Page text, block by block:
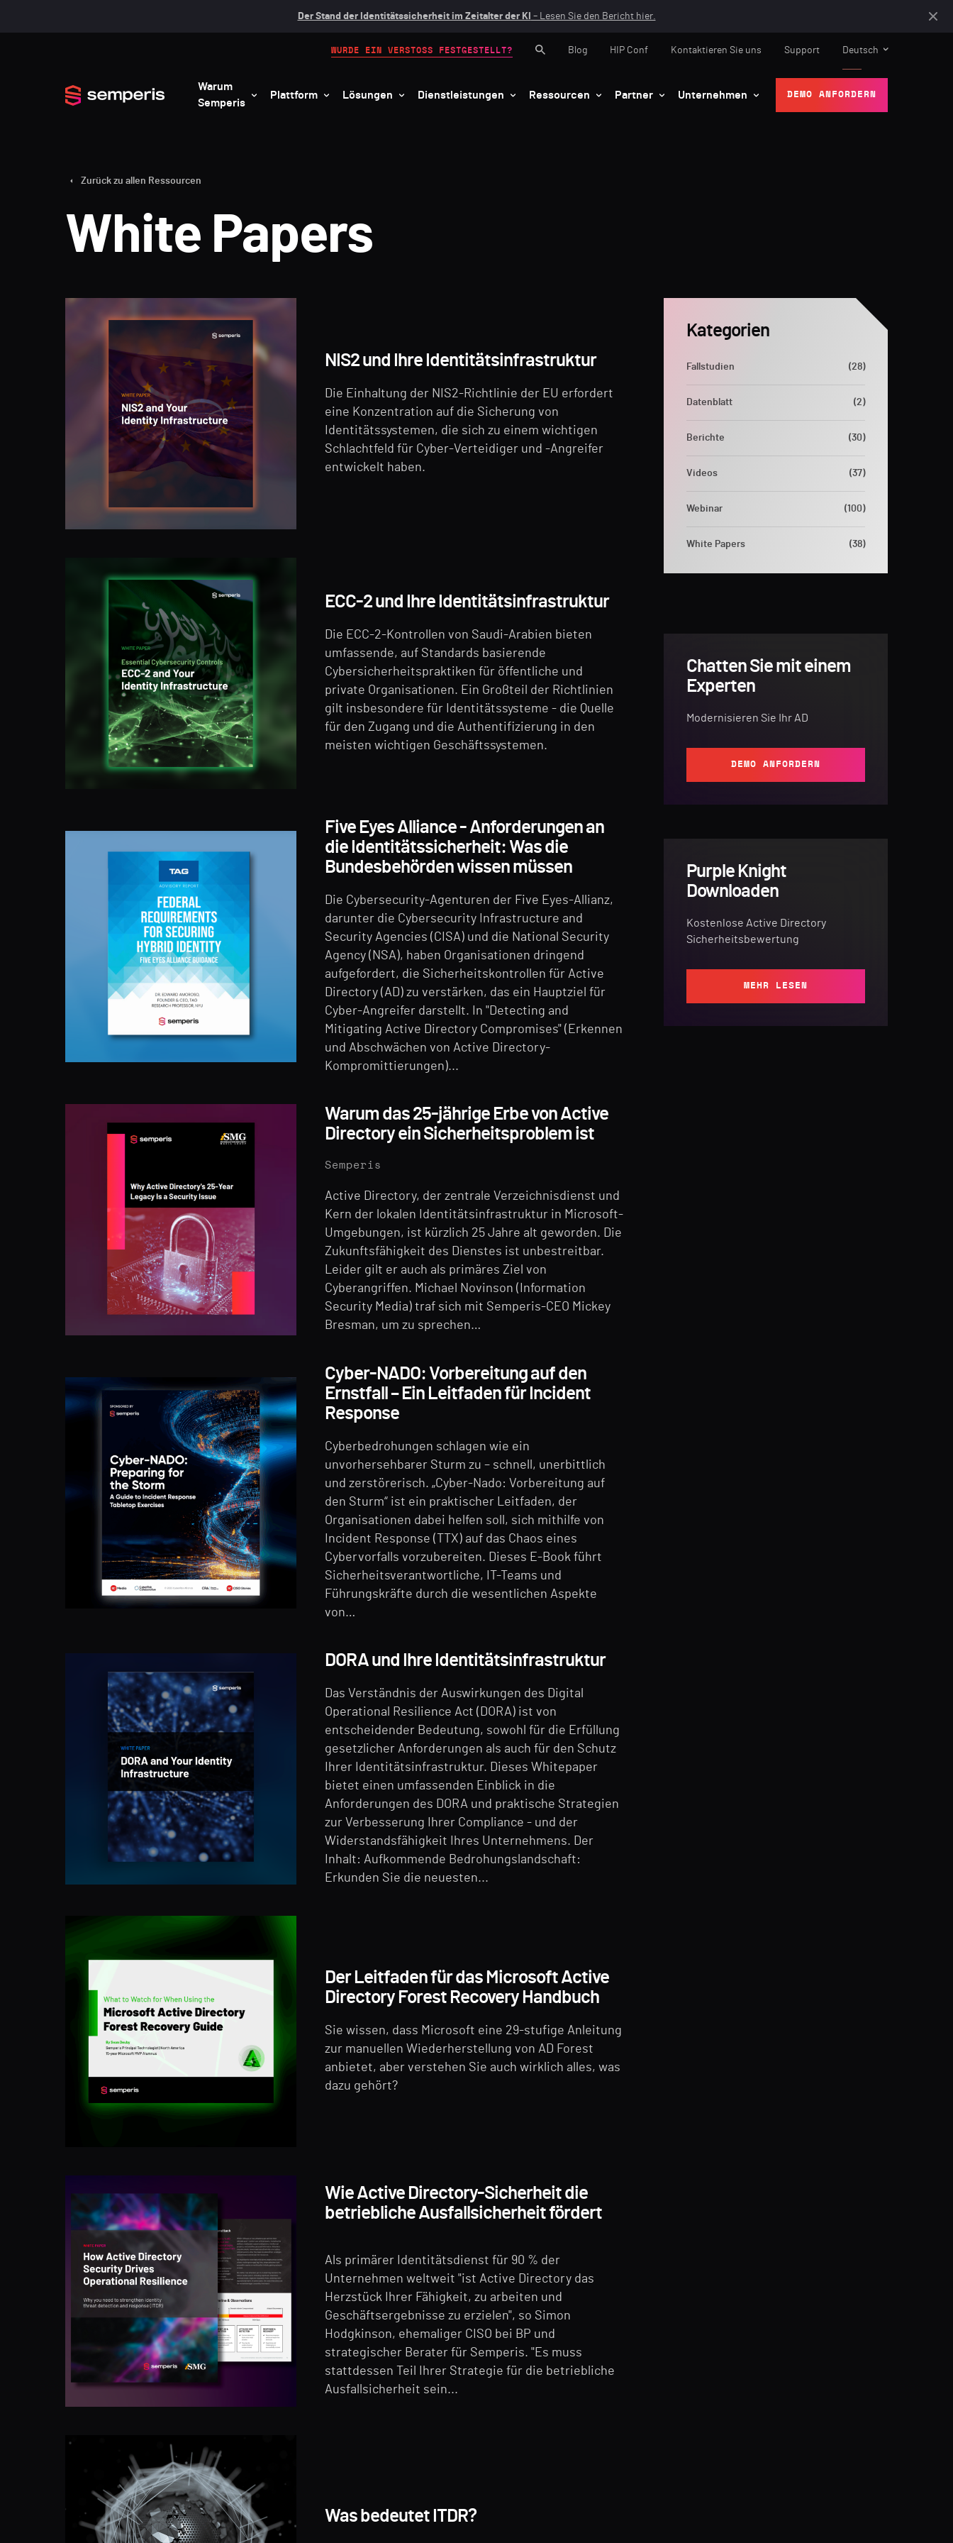
Der Stand der Identitätssicherheit im Zeitalter der KI – Lesen Sie den Bericht hier.
Warum
Semperis
Plattform Lösungen Dienstleistungen Ressourcen Partner Unternehmen DEMO ANFORDERN
WURDE EIN VERSTOSS FESTGESTELLT? Blog HIP Conf Kontaktieren Sie uns Support Deutsch
Zurück zu allen Ressourcen
White Papers
Kategorien
Fallstudien (28)
Datenblatt (2)
Berichte (30)
Videos (37)
Webinar (100)
White Papers (38)
Chatten Sie mit einem
Experten
Modernisieren Sie Ihr AD
DEMO ANFORDERN
Purple Knight
Downloaden
Kostenlose Active Directory
Sicherheitsbewertung
MEHR LESEN
NIS2 und Ihre Identitätsinfrastruktur
Die Einhaltung der NIS2-Richtlinie der EU erfordert
eine Konzentration auf die Sicherung von
Identitätssystemen, die sich zu einem wichtigen
Schlachtfeld für Cyber-Verteidiger und -Angreifer
entwickelt haben.
ECC-2 und Ihre Identitätsinfrastruktur
Die ECC-2-Kontrollen von Saudi-Arabien bieten
umfassende, auf Standards basierende
Cybersicherheitspraktiken für öffentliche und
private Organisationen. Ein Großteil der Richtlinien
gilt insbesondere für Identitätssysteme - die Quelle
für den Zugang und die Authentifizierung in den
meisten wichtigen Geschäftssystemen.
Five Eyes Alliance - Anforderungen an
die Identitätssicherheit: Was die
Bundesbehörden wissen müssen
Die Cybersecurity-Agenturen der Five Eyes-Allianz,
darunter die Cybersecurity Infrastructure and
Security Agencies (CISA) und die National Security
Agency (NSA), haben Organisationen dringend
aufgefordert, die Sicherheitskontrollen für Active
Directory (AD) zu verstärken, das ein Hauptziel für
Cyber-Angreifer darstellt. In "Detecting and
Mitigating Active Directory Compromises" (Erkennen
und Abschwächen von Active Directory-
Kompromittierungen)...
Warum das 25-jährige Erbe von Active
Directory ein Sicherheitsproblem ist
Semperis
Active Directory, der zentrale Verzeichnisdienst und
Kern der lokalen Identitätsinfrastruktur in Microsoft-
Umgebungen, ist kürzlich 25 Jahre alt geworden. Die
Zukunftsfähigkeit des Dienstes ist unbestreitbar.
Leider gilt er auch als primäres Ziel von
Cyberangriffen. Michael Novinson (Information
Security Media) traf sich mit Semperis-CEO Mickey
Bresman, um zu sprechen…
Cyber-NADO: Vorbereitung auf den
Ernstfall – Ein Leitfaden für Incident
Response
Cyberbedrohungen schlagen wie ein
unvorhersehbarer Sturm zu – schnell, unerbittlich
und zerstörerisch. „Cyber-Nado: Vorbereitung auf
den Sturm“ ist ein praktischer Leitfaden, der
Organisationen dabei helfen soll, sich mithilfe von
Incident Response (TTX) auf das Chaos eines
Cybervorfalls vorzubereiten. Dieses E-Book führt
Sicherheitsverantwortliche, IT-Teams und
Führungskräfte durch die wesentlichen Aspekte
von…
DORA und Ihre Identitätsinfrastruktur
Das Verständnis der Auswirkungen des Digital
Operational Resilience Act (DORA) ist von
entscheidender Bedeutung, sowohl für die Erfüllung
gesetzlicher Anforderungen als auch für den Schutz
Ihrer Identitätsinfrastruktur. Dieses Whitepaper
bietet einen umfassenden Einblick in die
Anforderungen des DORA und praktische Strategien
zur Verbesserung Ihrer Compliance - und der
Widerstandsfähigkeit Ihres Unternehmens. Der
Inhalt: Aufkommende Bedrohungslandschaft:
Erkunden Sie die neuesten...
Der Leitfaden für das Microsoft Active
Directory Forest Recovery Handbuch
Sie wissen, dass Microsoft eine 29-stufige Anleitung
zur manuellen Wiederherstellung von AD Forest
anbietet, aber verstehen Sie auch wirklich alles, was
dazu gehört?
Wie Active Directory-Sicherheit die
betriebliche Ausfallsicherheit fördert
Als primärer Identitätsdienst für 90 % der
Unternehmen weltweit "ist Active Directory das
Herzstück Ihrer Fähigkeit, zu arbeiten und
Geschäftsergebnisse zu erzielen", so Simon
Hodgkinson, ehemaliger CISO bei BP und
strategischer Berater für Semperis. "Es muss
stattdessen Teil Ihrer Strategie für die betriebliche
Ausfallsicherheit sein...
Was bedeutet ITDR?